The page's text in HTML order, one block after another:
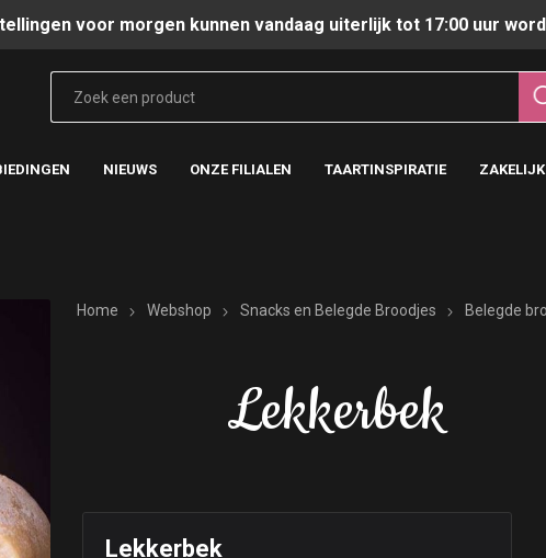
voor morgen kunnen vandaag uiterlijk tot 17:00 uur
NIEUWS ONZE FILIALEN TAARTINSPIRATIE
Home Webshop Snacks en Belegde Broodjes Belegde
Lekkerbek
Lekkerbek